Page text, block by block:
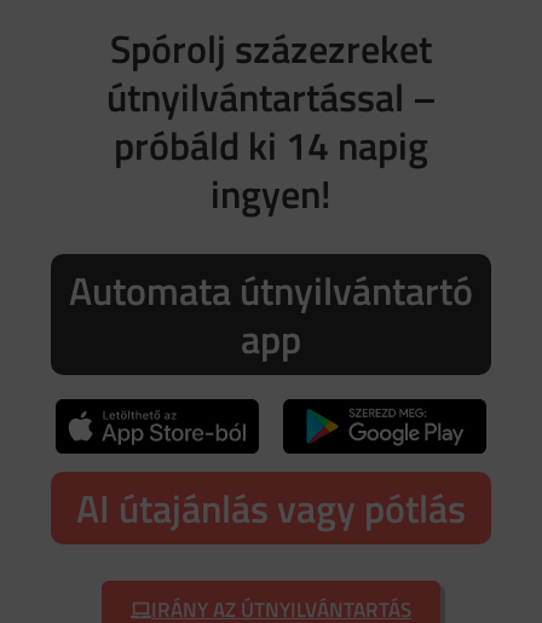
Spórolj százezreket
útnyilvántartással –
próbáld ki 14 napig
ingyen!
Automata útnyilvántartó
app
AI útajánlás vagy pótlás
IRÁNY AZ ÚTNYILVÁNTARTÁS